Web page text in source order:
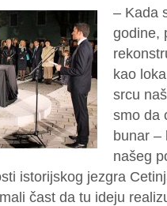
– Kada
godine,
kao
srcu
smo da
bunar –
našeg
istorijskog jezgra
čast da tu ideju